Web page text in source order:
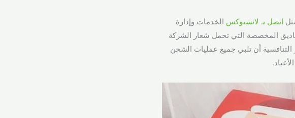
اتصل بـ لانسبوكس الخدمات وإدارة
المخصصة التي تحمل شعار الشركة
أن تلبي جميع عمليات الشحن